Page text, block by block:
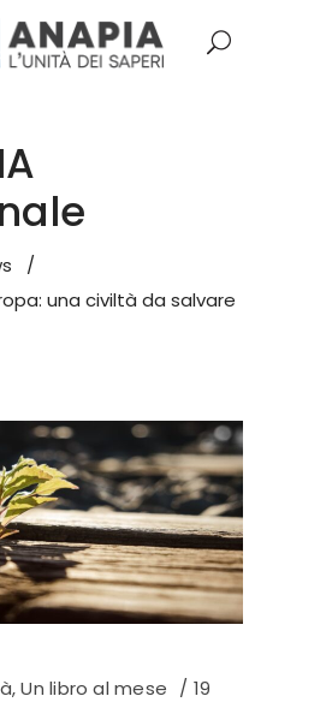
/
una civiltà da salvare
,Un libro al mese
19